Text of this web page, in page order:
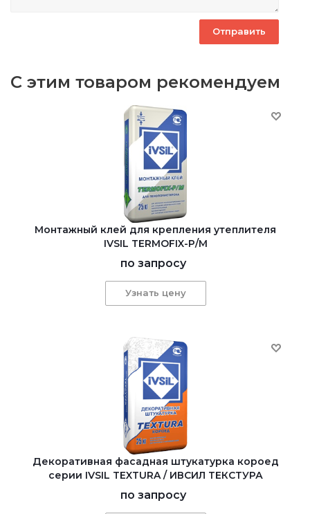
С этим товаром рекомендуем
Монтажный клей для крепления утеплителя
IVSIL TERMOFIX-Р/М
по запросу
Узнать цену
Декоративная фасадная штукатурка короед
серии IVSIL TEXTURA / ИВСИЛ ТЕКСТУРА
по запросу